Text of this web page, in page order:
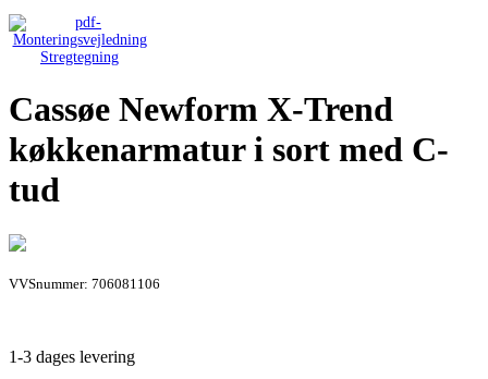
Stregtegning
Cassøe Newform X-Trend
køkkenarmatur i sort med C-
tud
VVSnummer: 706081106
1-3 dages levering